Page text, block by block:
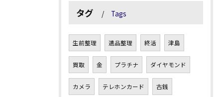
タグ Tags
生前整理 遺品整理 終活 津島
買取 金 プラチナ ダイヤモンド
カメラ テレホンカード 古銭